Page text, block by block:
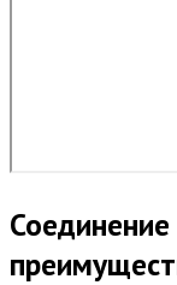
Соединение